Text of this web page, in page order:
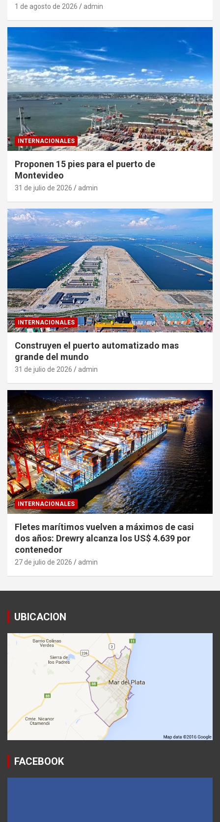
1 de agosto de 2026 admin
INTERNACIONALES
Proponen 15 pies para el puerto de
Montevideo
31 de julio de 2026 admin
INTERNACIONALES
Construyen el puerto automatizado mas
grande del mundo
31 de julio de 2026 admin
INTERNACIONALES
Fletes marítimos vuelven a máximos de casi
dos años: Drewry alcanza los US$ 4.639 por
contenedor
27 de julio de 2026 admin
UBICACION
FACEBOOK